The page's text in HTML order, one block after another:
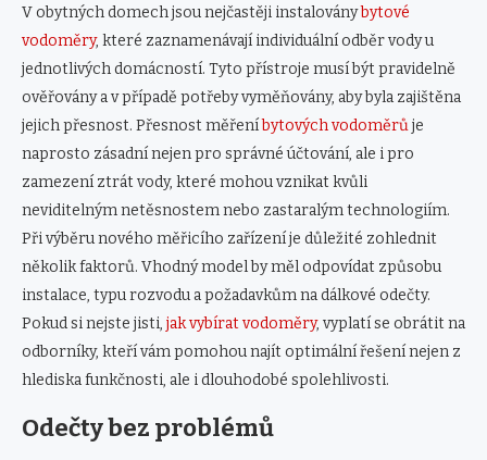
V obytných domech jsou nejčastěji instaloványbytové
vodoměry, které zaznamenávají individuální odběr vody u
jednotlivých domácností. Tyto přístroje musí být pravidelně
ověřovány a v případě potřeby vyměňovány, aby byla zajištěna
jejich přesnost. Přesnost měřeníbytových vodoměrůje
naprosto zásadní nejen pro správné účtování, ale i pro
zamezení ztrát vody, které mohou vznikat kvůli
neviditelným netěsnostem nebo zastaralým technologiím.
Při výběru nového měřicího zařízení je důležité zohlednit
několik faktorů. Vhodný model by měl odpovídat způsobu
instalace, typu rozvodu a požadavkům na dálkové odečty.
Pokud si nejste jisti, jak vybírat vodoměry, vyplatí se obrátit na
odborníky, kteří vám pomohou najít optimální řešení nejen z
hlediska funkčnosti, ale i dlouhodobé spolehlivosti.
Odečty bez problémů